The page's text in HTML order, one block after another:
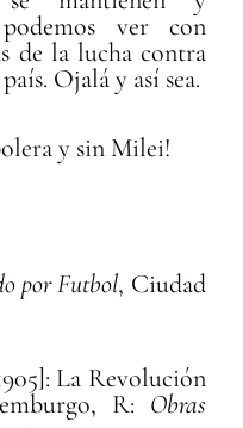
ver con
de la lucha contra
Ojalá y así sea.
y sin Milei!
por Futbol, Ciudad
La Revolución
R: Obras